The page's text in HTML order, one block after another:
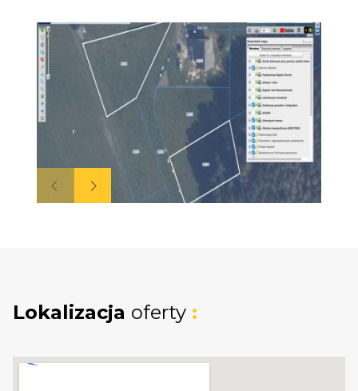
ofertowej 299 000 zł
Dokładna lokalizacja po wpisaniu
współrzędnych Google Maps:
54°33'03.5"N
18°18'30.1"E
Działka 16/36 o powierzchni 1108 m² graniczy z
Działka 16/32 o powierzchni 1442 m² ma kształt
Lokalizacja oferty :